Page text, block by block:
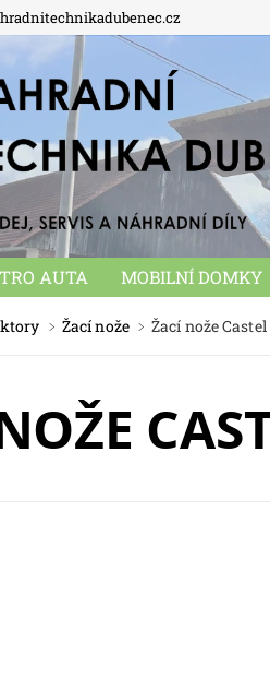
AUTA MOBILNÍ DOMKY
KOMUNÁLNÍ
Žací nože Žací nože